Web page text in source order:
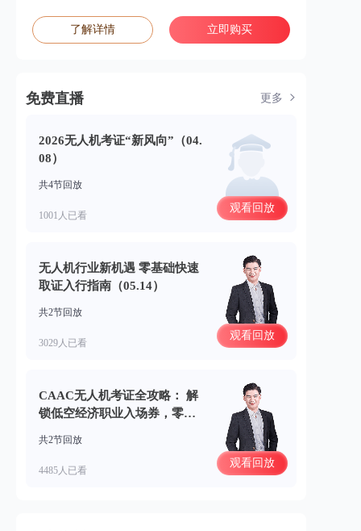
了解详情 立即购买
免费直播 更多
2026无人机考证“新风向”（04.
08）
共4节回放
1001人已看
观看回放
无人机行业新机遇 零基础快速
取证入行指南（05.14）
共2节回放
3029人已看
观看回放
CAAC无人机考证全攻略： 解
锁低空经济职业入场券，零基
3）
共2节回放
4485人已看
观看回放